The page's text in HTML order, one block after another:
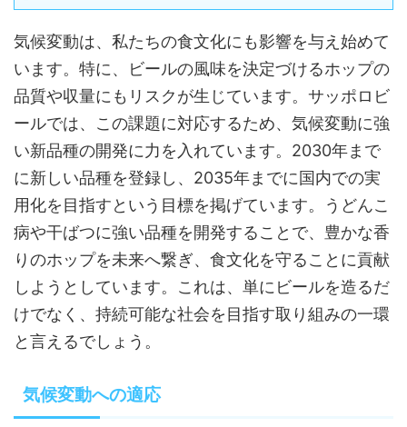
気候変動は、私たちの食文化にも影響を与え始めて
います。特に、ビールの風味を決定づけるホップの
品質や収量にもリスクが生じています。サッポロビ
ールでは、この課題に対応するため、気候変動に強
い新品種の開発に力を入れています。2030年まで
に新しい品種を登録し、2035年までに国内での実
用化を目指すという目標を掲げています。うどんこ
病や干ばつに強い品種を開発することで、豊かな香
りのホップを未来へ繋ぎ、食文化を守ることに貢献
しようとしています。これは、単にビールを造るだ
けでなく、持続可能な社会を目指す取り組みの一環
と言えるでしょう。
気候変動への適応